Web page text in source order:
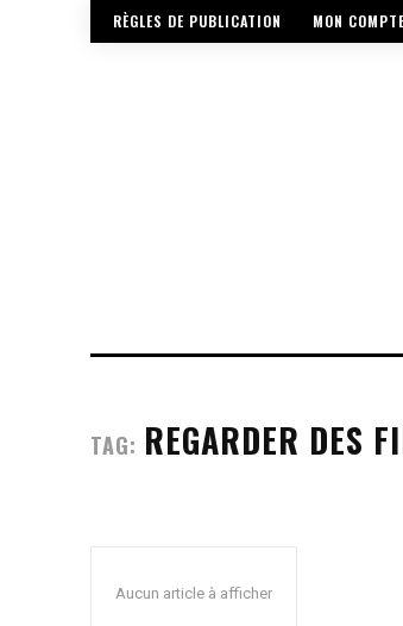
RÈGLES DE PUBLICATION MON COMPTE
TAG: REGARDER DES
Aucun article à afficher